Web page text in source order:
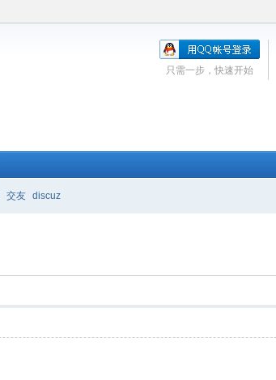
只需一步，快速开始
交友 discuz